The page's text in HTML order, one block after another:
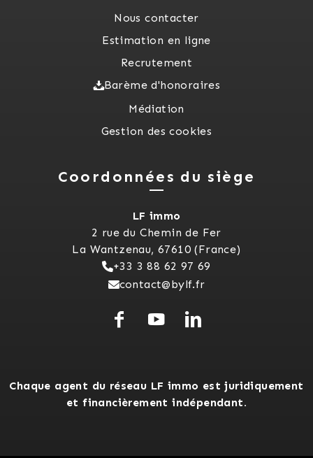
Nous contacter
Estimation en ligne
Recrutement
Barème d'honoraires
Médiation
Gestion des cookies
Coordonnées du siège
LF immo
2 rue du Chemin de Fer
La Wantzenau, 67610 (France)
+33 3 88 62 97 69
contact@bylf.fr
Chaque agent du réseau LF immo est juridiquement
et financièrement indépendant.